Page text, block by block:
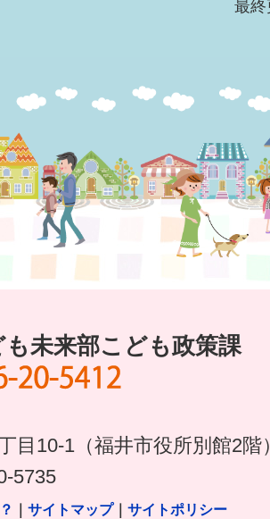
最終
未来部こども政策課
目10-1（福井市役所別館2階
5735
サイトマップ｜ サイトポリシー